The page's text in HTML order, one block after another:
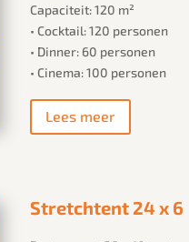
Capaciteit: 120 m²
• Cocktail: 120 personen
• Dinner: 60 personen
• Cinema: 100 personen
Lees meer
Stretchtent 24 x 6